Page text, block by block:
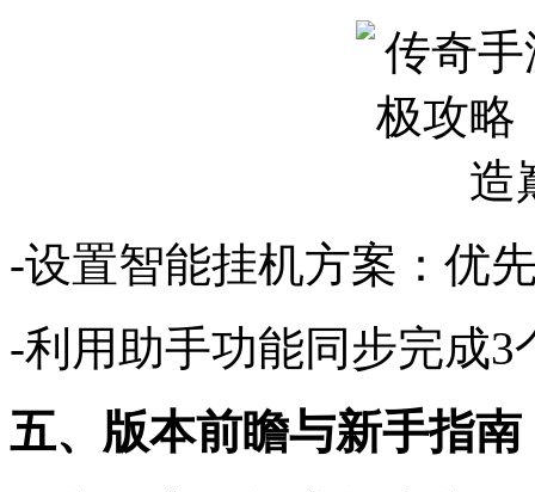
-设置智能挂机方案：优
-利用助手功能同步完成3
五、版本前瞻与新手指南